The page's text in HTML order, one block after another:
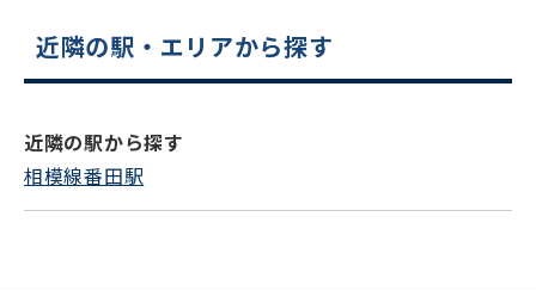
電話でお問い合わせ
近隣の駅・エリアから探す
近隣の駅から探す
相模線番田駅